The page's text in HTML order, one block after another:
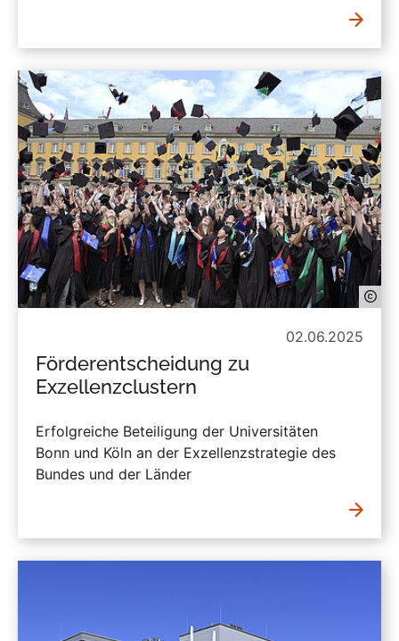
02.06.2025
Förderentscheidung zu
Exzellenzclustern
Erfolgreiche Beteiligung der Universitäten
Bonn und Köln an der Exzellenzstrategie des
Bundes und der Länder